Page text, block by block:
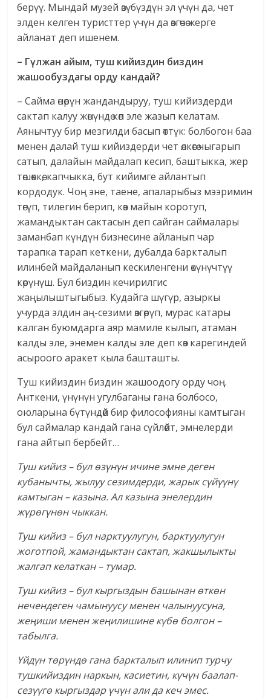
берүү. Мындай музей өзүбүздүн эл үчүн да, чет
элден келген туристтер үчүн да өзгөчө жерге
айланат деп ишенем.
– Гүлжан айым, туш кийиздин биздин
жашообуздагы орду кандай?
– Сайма өнөрүн жандандыруу, туш кийиздерди
сактап калуу жөнүндө көп эле жазып келатам.
Аянычтуу бир мезгилди басып өттүк: болбогон баа
менен далай туш кийиздерди чет өлкөгө чыгарып
сатып, далайын майдалап кесип, баштыкка, жер
төшөккө, капчыкка, бут кийимге айлантып
кордодук. Чоң эне, таене, апаларыбыз мээримин
төгүп, тилегин берип, көз майын коротуп,
жамандыктан сактасын деп сайган саймалары
заманбап күндүн бизнесине айланып чар
тарапка тарап кеткени, дубалда баркталып
илинбей майдаланып кескиленгени өкүнүчтүү
көрүнүш. Бул биздин кечирилгис
жаңылыштыгыбыз. Кудайга шүгүр, азыркы
учурда элдин аң-сезими өзгөрүп, мурас катары
калган буюмдарга аяр мамиле кылып, атаман
калды эле, энемен калды эле деп көз карегиндей
асыроого аракет кыла башташты.
Туш кийиздин биздин жашоодогу орду чоң.
Анткени, үнүнүн угулбаганы гана болбосо,
оюларына бүтүндөй бир философияны камтыган
бул саймалар кандай гана сүйлөйт, эмнелерди
гана айтып бербейт…
Туш кийиз – бул өзүнүн ичине эмне деген
кубанычты, жылуу сезимдерди, жарык сүйүүнү
камтыган – казына. Ал казына энелердин
жүрөгүнөн чыккан.
Туш кийиз – бул нарктуулугун, барктуулугун
жоготпой, жамандыктан сактап, жакшылыкты
жалгап келаткан – тумар.
Туш кийиз – бул кыргыздын башынан өткөн
нечендеген чамынуусу менен чалынуусуна,
жеңиши менен жеңилишине күбө болгон –
табылга.
Үйдүн төрүндө гана баркталып илинип турчу
тушкийиздин наркын, касиетин, күчүн баалап-
сезүүгө кыргыздар үчүн али да кеч эмес.